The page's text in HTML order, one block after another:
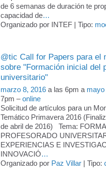
de 6 semanas de duración te
capacidad de…
Organizado por INTEF | Tipo:
@tic Call for Papers para el
sobre "Formación inicial del
universitario"
marzo 8, 2016 a las 6pm a mayo
7pm –online
Solicitud de artículos para un
Temático Primavera 2016
de abril de 2016) Tema:
PROFESORADO
EXPERIENCIAS E
INNOVACIÓ…
Organizado por Paz Villar | Tipo: